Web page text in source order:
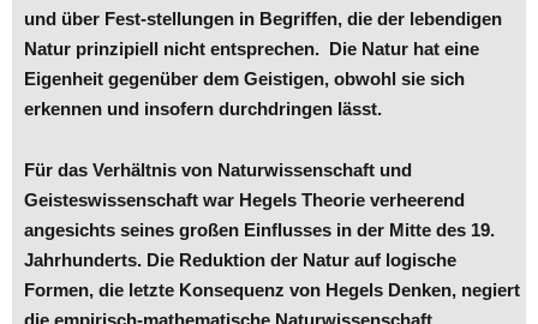
und über Fest-stellungen in Begriffen, die der lebendigen
Natur prinzipiell nicht entsprechen. Die Natur hat eine
Eigenheit gegenüber dem Geistigen, obwohl sie sich
erkennen und insofern durchdringen lässt.
Für das Verhältnis von Naturwissenschaft und
Geisteswissenschaft war Hegels Theorie verheerend
angesichts seines großen Einflusses in der Mitte des 19.
Jahrhunderts. Die Reduktion der Natur auf logische
Formen, die letzte Konsequenz von Hegels Denken, negiert
die empirisch-mathematische Naturwissenschaft.